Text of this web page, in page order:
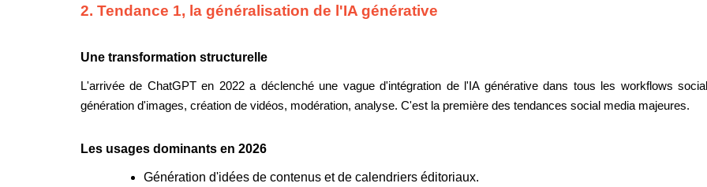
2. Tendance 1, la généralisation de l'IA générative
Une transformation structurelle
L'arrivée de ChatGPT en 2022 a déclenché une vague d'intégration de l'IA générative dans tous les workflows
génération d'images, création de vidéos, modération, analyse. C'est la première des tendances social media majeures.
Les usages dominants en 2026
Génération d'idées de contenus et de calendriers éditoriaux.